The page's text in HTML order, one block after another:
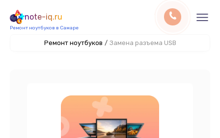
note-iq.ru
Ремонт ноутбуков в Самаре
Ремонт ноутбуков / Замена разъема USB